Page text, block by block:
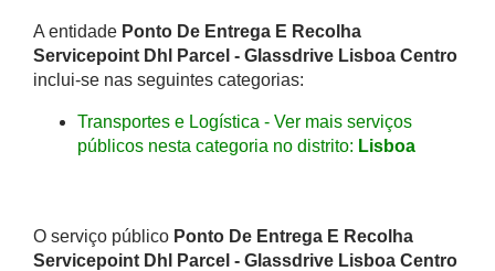
A entidade Ponto De Entrega E Recolha
Servicepoint Dhl Parcel - Glassdrive Lisboa Centro
inclui-se nas seguintes categorias:
Transportes e Logística - Ver mais serviços
públicos nesta categoria no distrito: Lisboa
O serviço público Ponto De Entrega E Recolha
Servicepoint Dhl Parcel - Glassdrive Lisboa Centro